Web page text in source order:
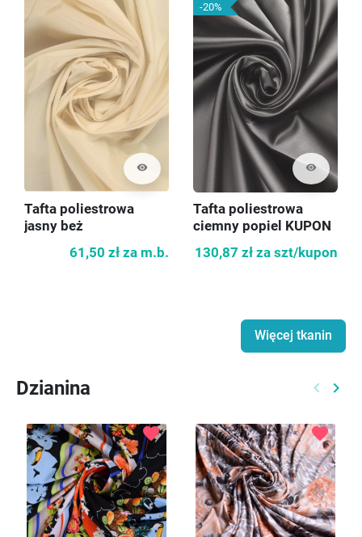
visibility
Tafta poliestrowa
jasny beż
61,50 zł za m.b.
-20%
visibility
Tafta poliestrowa
ciemny popiel KUPON
130,87 zł za szt/kupon
Więcej tkanin
Dzianina keyboard_arrow_left keyboard_arrow_right
favorite favorite